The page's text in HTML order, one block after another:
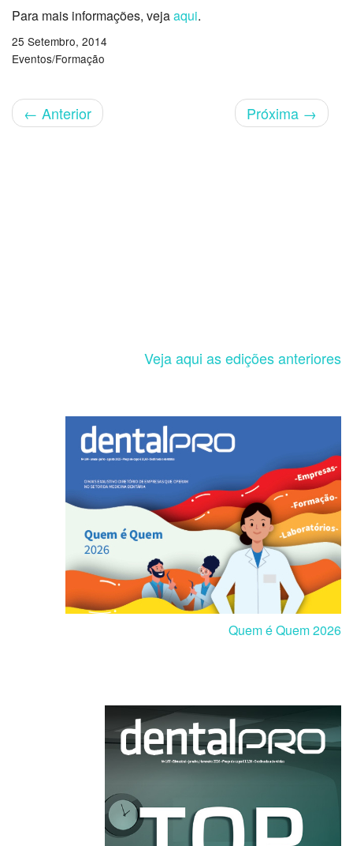
Para mais informações, vejaaqui.
25 Setembro, 2014
Eventos/Formação
← Anterior Próxima →
Veja aqui as edições anteriores
Quem é Quem 2026